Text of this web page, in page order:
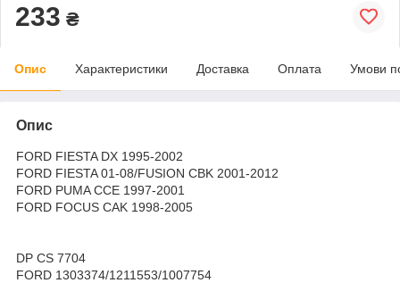
233 ₴
Опис Характеристики Доставка Оплата Умови
Опис
FORD FIESTA DX 1995-2002
FORD FIESTA 01-08/FUSION CBK 2001-2012
FORD PUMA CCE 1997-2001
FORD FOCUS CAK 1998-2005
DP CS 7704
FORD 1303374/1211553/1007754